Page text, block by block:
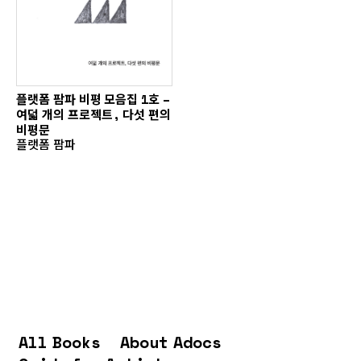
플랫폼 팜파 비평 모음집 1호 –
여덟 개의 프로젝트, 다섯 편의
비평문
플랫폼 팜파
All Books
About Adocs